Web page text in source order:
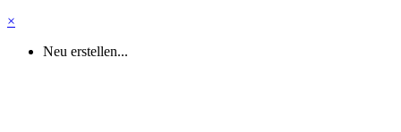
×
Neu erstellen...